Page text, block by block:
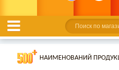
НАИМЕНОВАНИЙ